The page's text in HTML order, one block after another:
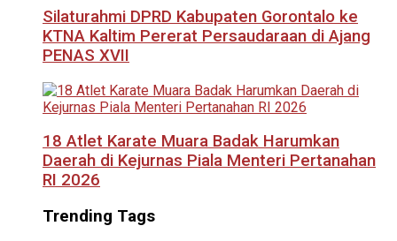
Silaturahmi DPRD Kabupaten Gorontalo ke
KTNA Kaltim Pererat Persaudaraan di Ajang
PENAS XVII
18 Atlet Karate Muara Badak Harumkan
Daerah di Kejurnas Piala Menteri Pertanahan
RI 2026
Trending Tags